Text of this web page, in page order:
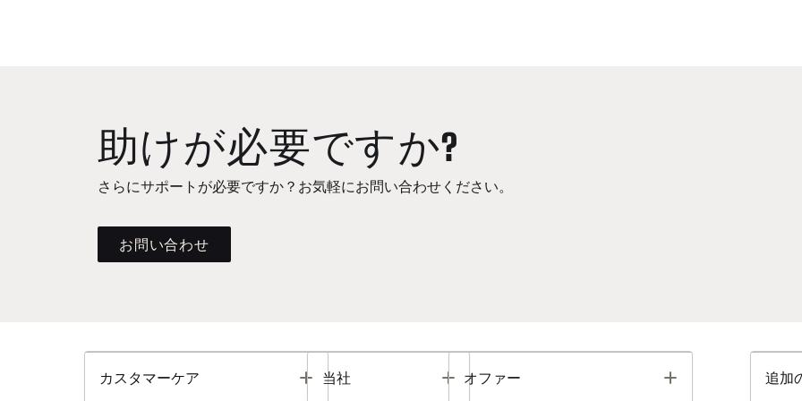
助けが必要ですか?
さらにサポートが必要ですか？お気軽にお問い合わせください。
お問い合わせ
カスタマーケア Toggle
当社 Toggle
オファー Toggle 追加